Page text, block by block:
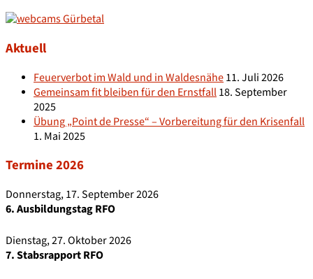
Aktuell
Feuerverbot im Wald und in Waldesnähe11. Juli 2026
Gemeinsam fit bleiben für den Ernstfall18. September
2025
Übung „Point de Presse“ – Vorbereitung für den Krisenfall
1. Mai 2025
Termine 2026
Donnerstag, 17. September 2026
6. Ausbildungstag RFO
Dienstag, 27. Oktober 2026
7. Stabsrapport RFO